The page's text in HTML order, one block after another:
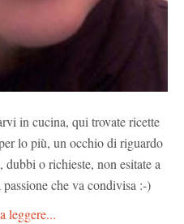
in cucina, qui trovate ricette
lo più, un occhio di riguardo
dubbi o richieste, non esitate a
che va condivisa :-)
leggere...